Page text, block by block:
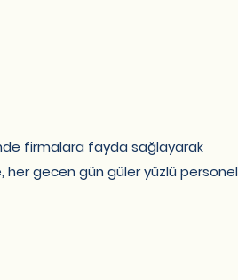
firmalara fayda sağlayarak
her gecen gün güler yüzlü personel